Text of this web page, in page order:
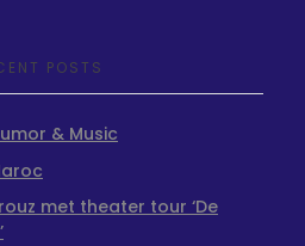
POSTS
& Music
met theater tour ‘De